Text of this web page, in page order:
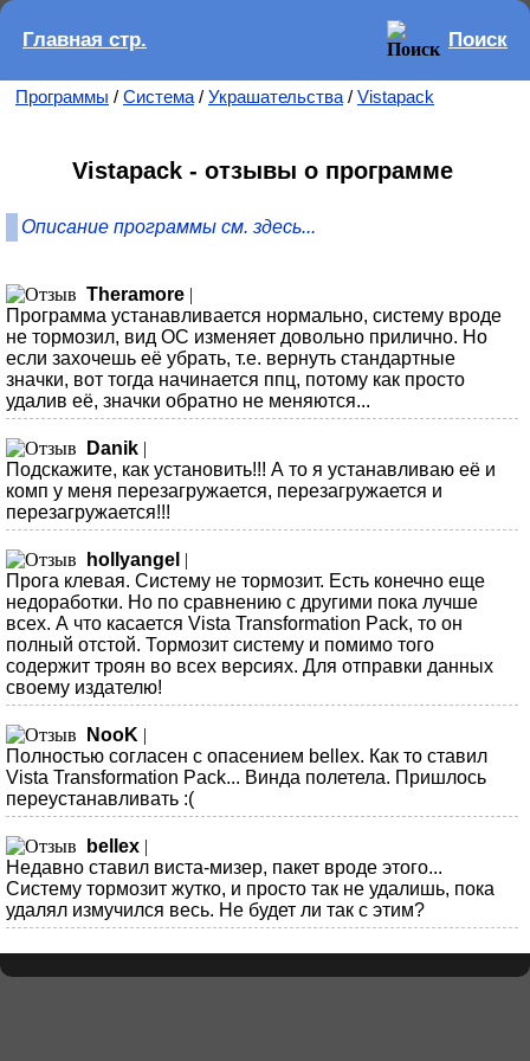
Главная стр. Поиск
Программы / Система / Украшательства / Vistapack
Vistapack - отзывы о программе
Описание программы см. здесь...
Theramore |
Программа устанавливается нормально, систему вроде
не тормозил, вид ОС изменяет довольно прилично. Но
если захочешь её убрать, т.е. вернуть стандартные
значки, вот тогда начинается ппц, потому как просто
удалив её, значки обратно не меняются...
Danik |
Подскажите, как установить!!! А то я устанавливаю её и
комп у меня перезагружается, перезагружается и
перезагружается!!!
hollyangel |
Прога клевая. Систему не тормозит. Есть конечно еще
недоработки. Но по сравнению с другими пока лучше
всех. А что касается Vista Transformation Pack, то он
полный отстой. Тормозит систему и помимо того
содержит троян во всех версиях. Для отправки данных
своему издателю!
NooK |
Полностью согласен с опасением bellex. Как то ставил
Vista Transformation Pack... Винда полетела. Пришлось
переустанавливать :(
bellex |
Недавно ставил виста-мизер, пакет вроде этого...
Систему тормозит жутко, и просто так не удалишь, пока
удалял измучился весь. Не будет ли так с этим?